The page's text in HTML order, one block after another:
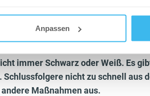
Anpassen
Mache jede Woche ein Foto im
deine Muskeln anzuspannen und nutze
auch zum ersten Tag zu machen.
immer Schwarz oder Weiß. Es
nicht zu schnell aus
Maßnahmen aus.